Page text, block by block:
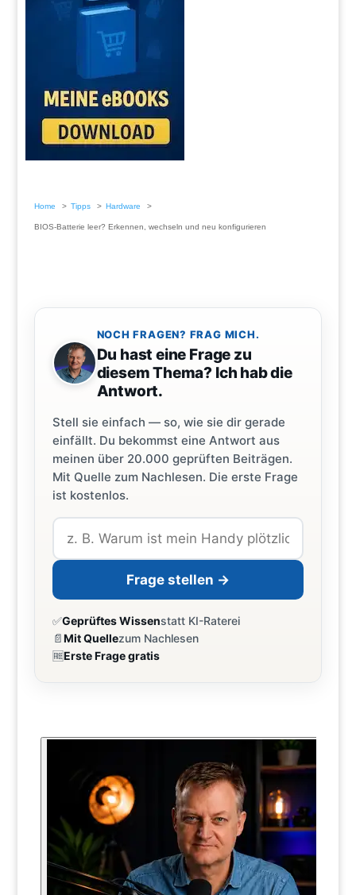
Home Tipps Hardware
BIOS-Batterie leer? Erkennen, wechseln und neu konfigurieren
NOCH FRAGEN? FRAG MICH.
Du hast eine Frage zu
diesem Thema? Ich hab die
Antwort.
Stell sie einfach — so, wie sie dir gerade
einfällt. Du bekommst eine Antwort aus
meinen über 20.000 geprüften Beiträgen.
Mit Quelle zum Nachlesen. Die erste Frage
ist kostenlos.
Frage stellen →
✅Geprüftes Wissenstatt KI-Raterei
📄Mit Quellezum Nachlesen
🆓Erste Frage gratis